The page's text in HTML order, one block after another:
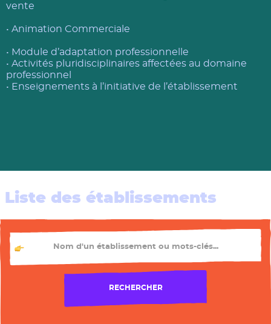
Les métiers
vente
• Animation Commerciale
• Module d’adaptation professionnelle
• Activités pluridisciplinaires affectées au domaine
professionnel
• Enseignements à l’initiative de l’établissement
Liste des établissements
TU CHERCHES QUEL ÉTABLISSEMENT ?
RECHERCHER